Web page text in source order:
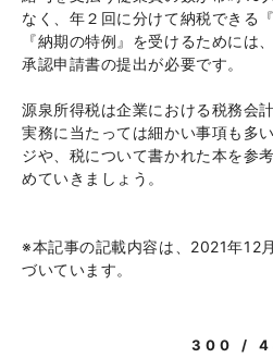
なく、年２回に分けて納税できる
『納期の特例』を受けるためには
承認申請書の提出が必要です。
源泉所得税は企業における税務会
実務に当たっては細かい事項も多
ジや、税について書かれた本を参
めていきましょう。
※本記事の記載内容は、2021年12
づいています。
300 /